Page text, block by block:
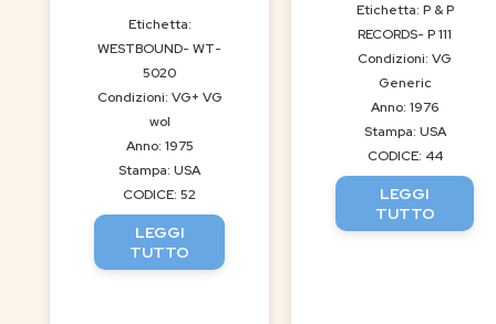
Etichetta:
WESTBOUND- WT-
5020
Condizioni: VG+ VG
wol
Anno: 1975
Stampa: USA
CODICE: 52
LEGGI
TUTTO
Etichetta: P & P
RECORDS- P 111
Condizioni: VG
Generic
Anno: 1976
Stampa: USA
CODICE: 44
LEGGI
TUTTO